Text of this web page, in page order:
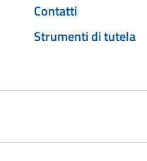
Contatti
Strumenti di tutela